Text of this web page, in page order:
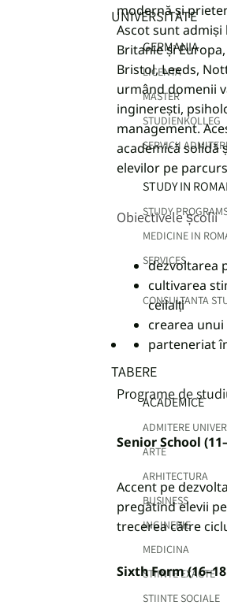
UNIVERSITATE
GERMANIA
LICENTA
MASTER
STUDIENKOLLEG
SERVICII
STUDY IN
STUDY
MEDICINE IN
SERVICES
CONSULTANTA
TABERE
ACADEMICE
ADMITERE
ARTE
ARHITECTURA
BUSINESS
INGINERIE
MEDICINA
STIINTE EXACTE
STIINTE SOCIALE
modernă și
Ascot sunt
Britanie și
Bristol, Leeds,
urmând domenii
inginerești,
management.
academică
elevilor pe
Obiectivele școlii
dezvoltarea
cultivarea
ceilalți
crearea
parteneriat
Programe de
Senior School
Accent pe
pregătind elevii
trecerea către
Sixth Form